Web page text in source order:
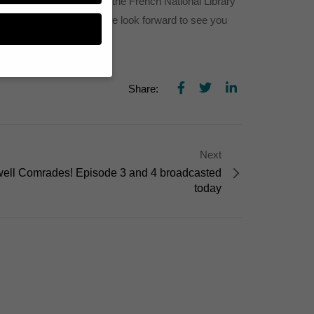
Films and L’histoire. We look forward to see you
Share:
Next
Comrades! Episode 3 and 4 broadcasted
today
.
ganzen Kategorien
erforderlich.